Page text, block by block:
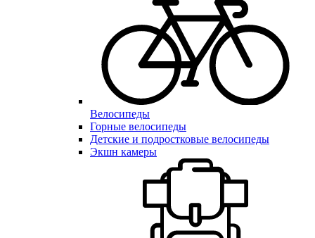
Велосипеды
Горные велосипеды
Детские и подростковые велосипеды
Экшн камеры